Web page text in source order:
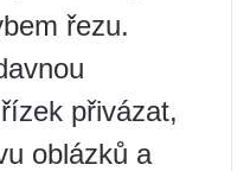
řezu.
přivázat,
oblázků a